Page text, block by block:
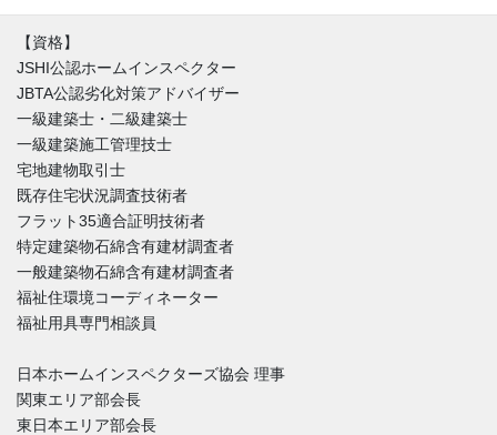
【資格】
JSHI公認ホームインスペクター
JBTA公認劣化対策アドバイザー
一級建築士・二級建築士
一級建築施工管理技士
宅地建物取引士
既存住宅状況調査技術者
フラット35適合証明技術者
特定建築物石綿含有建材調査者
一般建築物石綿含有建材調査者
福祉住環境コーディネーター
福祉用具専門相談員
日本ホームインスペクターズ協会 理事
関東エリア部会長
東日本エリア部会長